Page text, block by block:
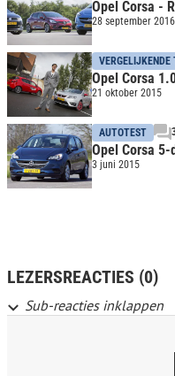
Opel Corsa -
28 september 2016
VERGELIJKENDE
Opel Corsa
21 oktober 2015
AUTOTEST
Opel Corsa
3 juni 2015
LEZERSREACTIES (0)
Sub-reacties inklappen